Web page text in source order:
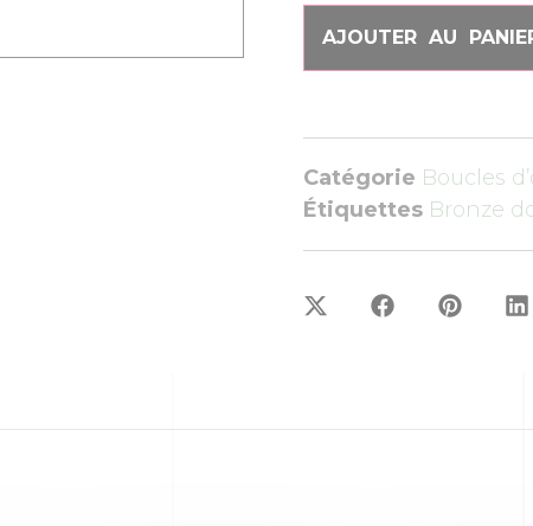
AJOUTER AU
Catégorie Boucles
Étiquettes Bronze